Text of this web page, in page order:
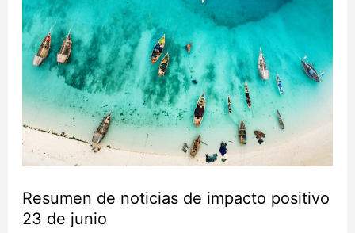
Resumen de noticias de impacto positivo
23 de junio
de
noticias
de
impacto
positivo
23
de
junio